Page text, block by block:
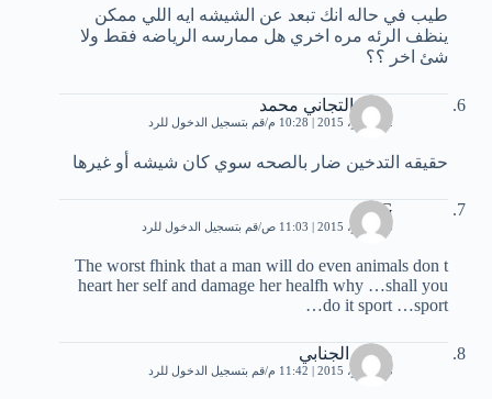
طيب في حاله انك تبعد عن الشيشه ايه اللي ممكن
ينظف الرئه مره اخري هل ممارسه الرياضه فقط ولا
شئ اخر ؟؟
محمدالتجاني محمد
2 نوفمبر، 2015 | 10:28 م قم بتسجيل الدخول للرد
حقيقه التدخين ضار بالصحه سوي كان شيشه أو غيرها
MG
3 نوفمبر، 2015 | 11:03 ص قم بتسجيل الدخول للرد
The worst fhink that a man will do even animals don t
heart her self and damage her healfh why …shall you
do it sport …sport…
محمد الجنابي
5 نوفمبر، 2015 | 11:42 م قم بتسجيل الدخول للرد